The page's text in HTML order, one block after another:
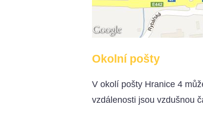
Okolní pošty
V okolí pošty Hranice 4
vzdálenosti jsou vzdušnou